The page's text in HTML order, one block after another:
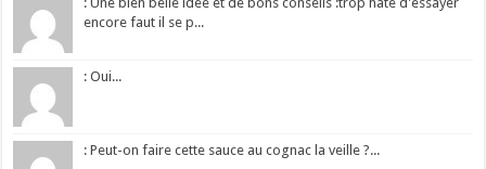
encore faut il se p...
: Oui...
: Peut-on faire cette sauce au cognac la veille ?...